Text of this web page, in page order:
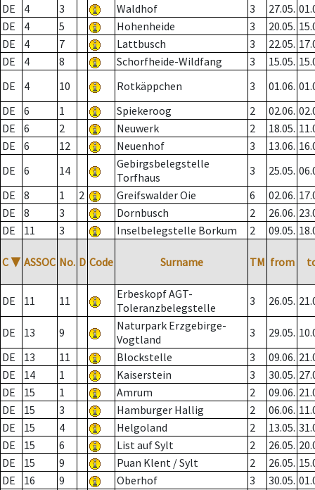
DE
4 3 Waldhof 3 27.05.
DE
4 5 Hohenheide 3 20.05.
DE
4 7 Lattbusch 3 22.05.
DE
4 8 Schorfheide-Wildfang 3 15.05.
DE
4 10 Rotkäppchen 3 01.06.
DE
6 1 Spiekeroog 2 02.06.
DE
6 2 Neuwerk 2 18.05.
DE
6 12 Neuenhof 3 13.06.
DE
6 14
Gebirgsbelegstelle
Torfhaus
3 25.05.
DE
8 1 2 Greifswalder Oie 6 02.06.
DE
8 3 Dornbusch 2 26.06.
DE
11 3 Inselbelegstelle Borkum 2 09.05.
C ▼ ASSOC No. D Code Surname TM from
DE 11 11
Erbeskopf AGT-
Toleranzbelegstelle
3 26.05.
DE 13 9
Naturpark Erzgebirge-
Vogtland
3 29.05.
DE
13 11 Blockstelle 3 09.06.
DE
14 1 Kaiserstein 3 30.05.
DE
15 1 Amrum 2 09.06.
DE
15 3 Hamburger Hallig 2 06.06.
DE
15 4 Helgoland 2 13.05.
DE
15 6 List auf Sylt 2 26.05.
DE
15 9 Puan Klent / Sylt 2 26.05.
DE
16 9 Oberhof 3 30.05.